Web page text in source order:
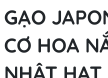
GẠO
CƠ HOA